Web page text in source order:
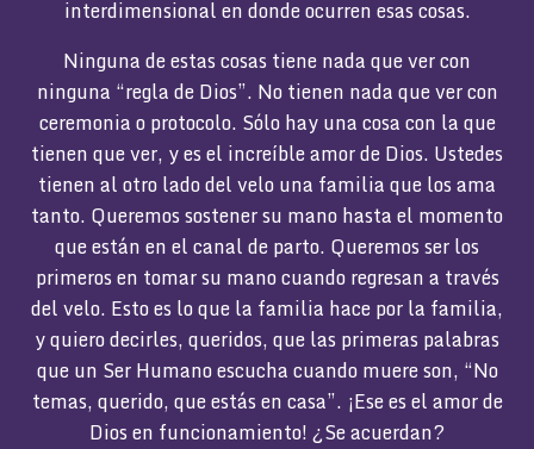
interdimensional en donde ocurren esas cosas.
Ninguna de estas cosas tiene nada que ver con
ninguna “regla de Dios”. No tienen nada que ver con
ceremonia o protocolo. Sólo hay una cosa con la que
tienen que ver, y es el increíble amor de Dios. Ustedes
tienen al otro lado del velo una familia que los ama
tanto. Queremos sostener su mano hasta el momento
que están en el canal de parto. Queremos ser los
primeros en tomar su mano cuando regresan a través
del velo. Esto es lo que la familia hace por la familia,
y quiero decirles, queridos, que las primeras palabras
que un Ser Humano escucha cuando muere son, “No
temas, querido, que estás en casa”. ¡Ese es el amor de
Dios en funcionamiento! ¿Se acuerdan?